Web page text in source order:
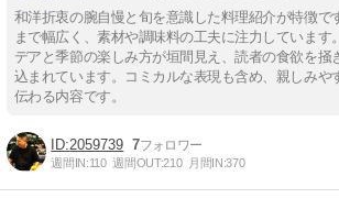
和洋折衷の腕自慢と旬を意識した料理紹介が特徴で
まで幅広く、素材や調味料の工夫に注力しています
デアと季節の楽しみ方が垣間見え、読者の食欲を掻
込まれています。コミカルな表現も含め、親しみや
伝わる内容です。
2059739 7
週間IN:110 週間OUT:210 月間IN:370